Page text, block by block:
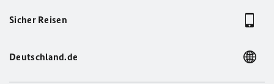
Sicher Reisen
Deutschland.de